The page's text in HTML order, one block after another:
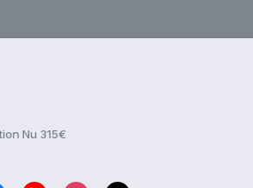
Nu 315€